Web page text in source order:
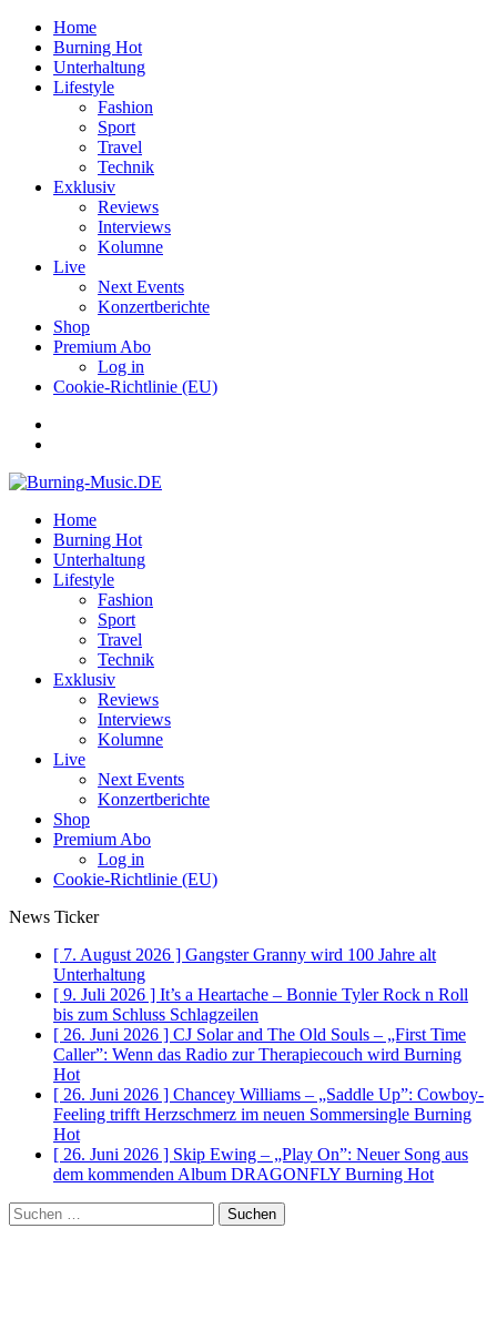
Home
Burning Hot
Unterhaltung
Lifestyle
Fashion
Sport
Travel
Technik
Exklusiv
Reviews
Interviews
Kolumne
Live
Next Events
Konzertberichte
Shop
Premium Abo
Log in
Cookie-Richtlinie (EU)
Home
Burning Hot
Unterhaltung
Lifestyle
Fashion
Sport
Travel
Technik
Exklusiv
Reviews
Interviews
Kolumne
Live
Next Events
Konzertberichte
Shop
Premium Abo
Log in
Cookie-Richtlinie (EU)
News Ticker
[ 7. August 2026 ] Gangster Granny wird 100 Jahre alt
Unterhaltung
[ 9. Juli 2026 ] It’s a Heartache – Bonnie Tyler Rock n Roll
bis zum Schluss Schlagzeilen
[ 26. Juni 2026 ] CJ Solar and The Old Souls – „First Time
Caller”: Wenn das Radio zur Therapiecouch wird Burning
Hot
[ 26. Juni 2026 ] Chancey Williams – „Saddle Up”: Cowboy-
Feeling trifft Herzschmerz im neuen Sommersingle Burning
Hot
[ 26. Juni 2026 ] Skip Ewing – „Play On”: Neuer Song aus
dem kommenden Album DRAGONFLY Burning Hot
Suchen
nach: